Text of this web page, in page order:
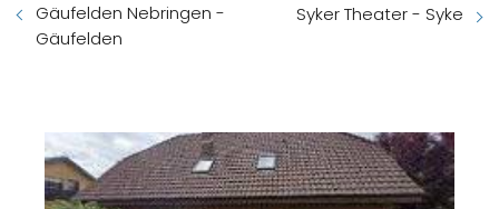
Gäufelden Nebringen -
Gäufelden
Syker Theater - Syke